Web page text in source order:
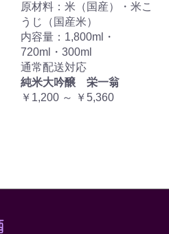
原材料：米（国産）・米こ
うじ（国産米）
内容量：1,800ml・
720ml・300ml
通常配送対応
純米大吟醸 栄一翁
￥1,200 ～ ￥5,360